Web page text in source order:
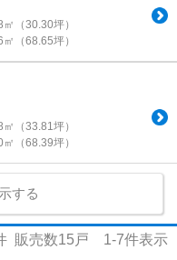
（30.30坪）
（68.65坪）
（33.81坪）
（68.39坪）
する
販売数15 戸 1-7件表示